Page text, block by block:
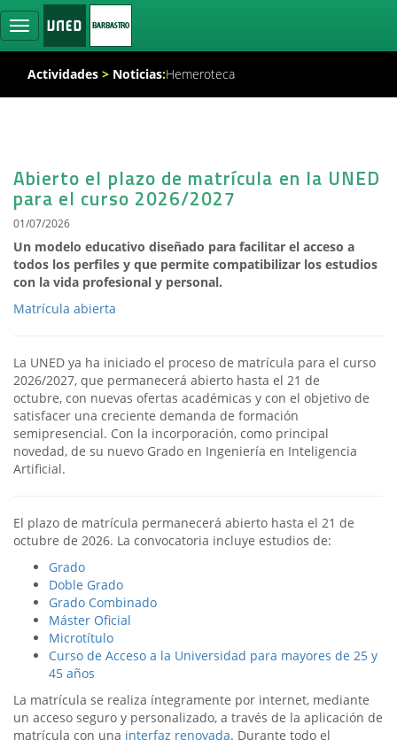
Ocultar
navegación
Actividades > Noticias:Hemeroteca
Abierto el plazo de matrícula en la UNED
para el curso 2026/2027
01/07/2026
Un modelo educativo diseñado para facilitar el acceso a
todos los perfiles y que permite compatibilizar los estudios
con la vida profesional y personal.
Matrícula abierta
La UNED ya ha iniciado el proceso de matrícula para el curso
2026/2027, que permanecerá abierto hasta el 21 de
octubre, con nuevas ofertas académicas y con el objetivo de
satisfacer una creciente demanda de formación
semipresencial. Con la incorporación, como principal
novedad, de su nuevo Grado en Ingeniería en Inteligencia
Artificial.
El plazo de matrícula permanecerá abierto hasta el 21 de
octubre de 2026. La convocatoria incluye estudios de:
Grado
Doble Grado
Grado Combinado
Máster Oficial
Microtítulo
Curso de Acceso a la Universidad para mayores de 25 y
45 años
La matrícula se realiza íntegramente por internet, mediante
un acceso seguro y personalizado, a través de la aplicación de
matrícula con una interfaz renovada. Durante todo el